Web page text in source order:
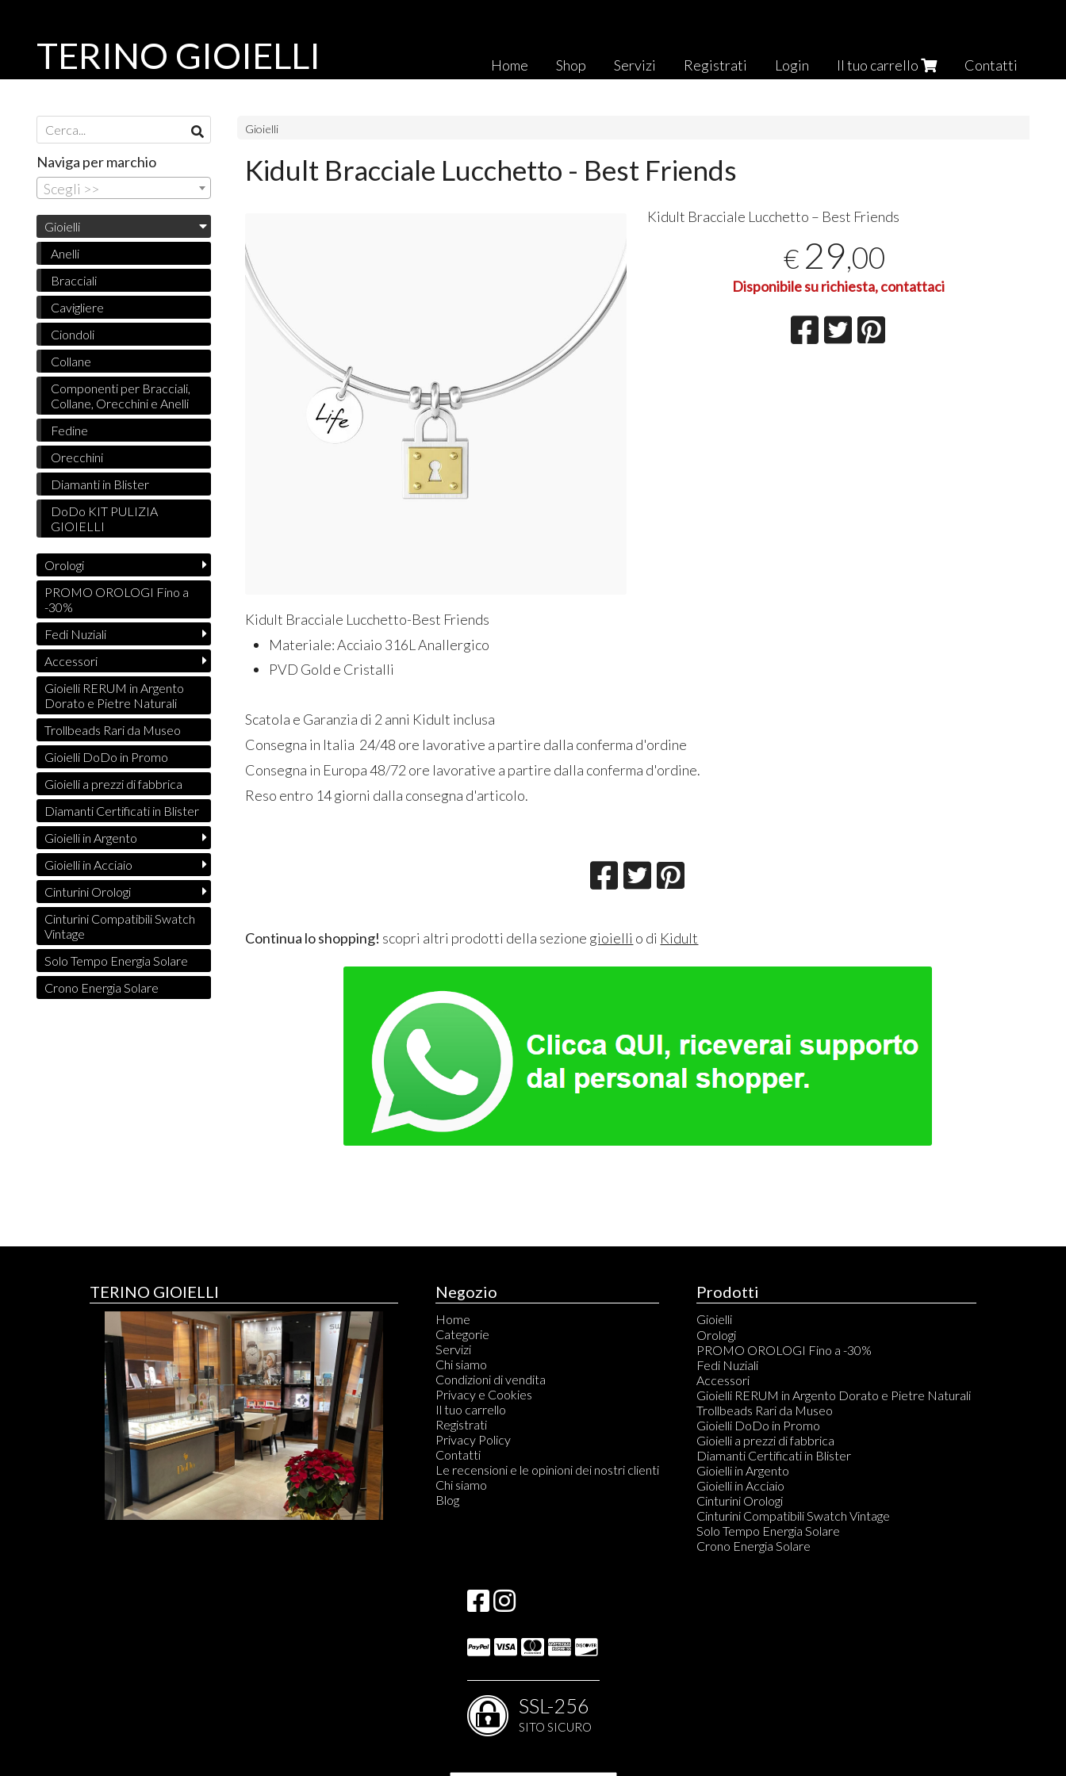
Home Shop Servizi Registrati Login Il tuo carrello Contatti
TERINO GIOIELLI
Gioielli
Kidult Bracciale Lucchetto - Best Friends
Kidult Bracciale Lucchetto – Best Friends
€ 29,00
Disponibile su richiesta, contattaci
Kidult Bracciale Lucchetto-Best Friends
Materiale: Acciaio 316L Anallergico
PVD Gold e Cristalli
Scatola e Garanzia di 2 anni Kidult inclusa
Consegna in Italia 24/48 ore lavorative a partire dalla conferma d'ordine
Consegna in Europa 48/72 ore lavorative a partire dalla conferma d'ordine.
Reso entro 14 giorni dalla consegna d'articolo.
Continua lo shopping! scopri altri prodotti della sezione gioielli o di Kidult
Naviga per marchio
Scegli >>
Gioielli
Anelli
Bracciali
Cavigliere
Ciondoli
Collane
Componenti per Bracciali,
Collane, Orecchini e Anelli
Fedine
Orecchini
Diamanti in Blister
DoDo KIT PULIZIA
GIOIELLI
Orologi
PROMO OROLOGI Fino a
-30%
Fedi Nuziali
Accessori
Gioielli RERUM in Argento
Dorato e Pietre Naturali
Trollbeads Rari da Museo
Gioielli DoDo in Promo
Gioielli a prezzi di fabbrica
Diamanti Certificati in Blister
Gioielli in Argento
Gioielli in Acciaio
Cinturini Orologi
Cinturini Compatibili Swatch
Vintage
Solo Tempo Energia Solare
Crono Energia Solare
TERINO GIOIELLI Negozio
Home
Categorie
Servizi
Chi siamo
Condizioni di vendita
Privacy e Cookies
Il tuo carrello
Registrati
Privacy Policy
Contatti
Le recensioni e le opinioni dei nostri clienti
Chi siamo
Blog
Prodotti
Gioielli
Anelli
Bracciali
Cavigliere
Ciondoli
Collane
Componenti per Bracciali, Collane, Orecchini e Anelli
Fedine
Orecchini
Diamanti in Blister
DoDo KIT PULIZIA GIOIELLI
Orologi
PROMO OROLOGI Fino a -30%
Fedi Nuziali
Accessori
Gioielli RERUM in Argento Dorato e Pietre Naturali
Trollbeads Rari da Museo
Gioielli DoDo in Promo
Gioielli a prezzi di fabbrica
Diamanti Certificati in Blister
Gioielli in Argento
Gioielli in Acciaio
Cinturini Orologi
Cinturini Compatibili Swatch Vintage
Solo Tempo Energia Solare
Crono Energia Solare
SSL-256
SITO SICURO